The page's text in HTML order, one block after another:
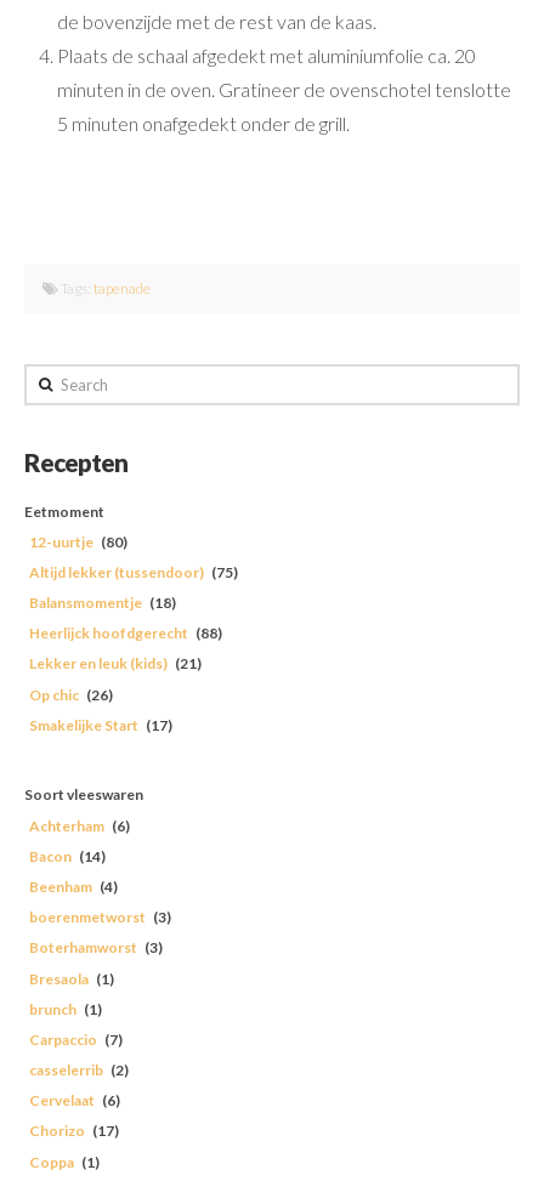
de bovenzijde met de rest van de kaas.
Plaats de schaal afgedekt met aluminiumfolie ca. 20
minuten in de oven. Gratineer de ovenschotel tenslotte
5 minuten onafgedekt onder de grill.
Tags:tapenade
Search
Recepten
Eetmoment
12-uurtje (80)
Altijd lekker (tussendoor) (75)
Balansmomentje (18)
Heerlijck hoofdgerecht (88)
Lekker en leuk (kids) (21)
Op chic (26)
Smakelijke Start (17)
Soort vleeswaren
Achterham (6)
Bacon (14)
Beenham (4)
boerenmetworst (3)
Boterhamworst (3)
Bresaola (1)
brunch (1)
Carpaccio (7)
casselerrib (2)
Cervelaat (6)
Chorizo (17)
Coppa (1)